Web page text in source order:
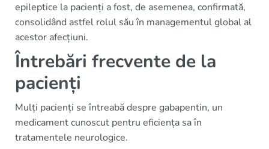
epileptice la pacienți a fost, de asemenea, confirmată,
consolidând astfel rolul său în managementul global al
acestor afecțiuni.
Întrebări frecvente de la
pacienți
Mulți pacienți se întreabă despre gabapentin, un
medicament cunoscut pentru eficiența sa în
tratamentele neurologice.